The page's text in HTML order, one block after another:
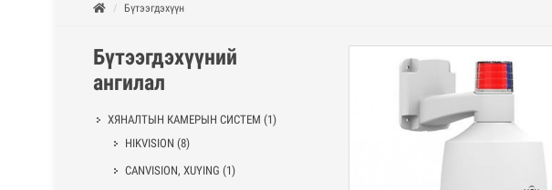
Бүтээгдэхүүн
Бүтээгдэхүүний
ангилал
ХЯНАЛТЫН КАМЕРЫН СИСТЕМ (1)
HIKVISION (8)
CANVISION, XUYING (1)